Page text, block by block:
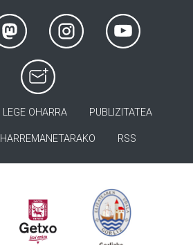
LEGE OHARRA PUBLIZITATEA
HARREMANETARAKO RSS